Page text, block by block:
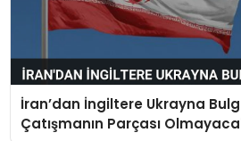
İran’dan İngiltere Ukrayna
Çatışmanın Parçası